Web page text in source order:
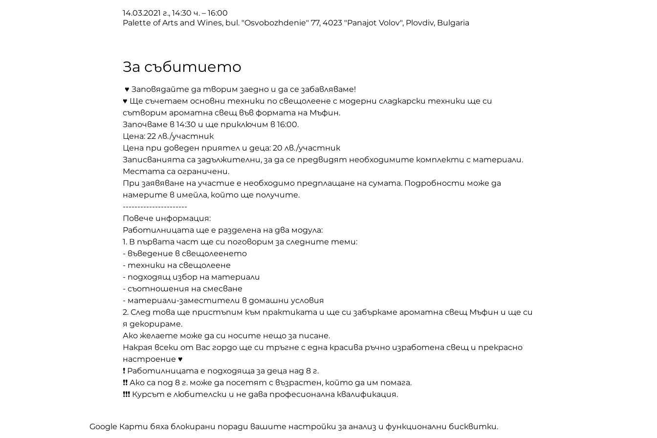
14.03.2021 г., 14:30 ч. – 16:00
Palette of Arts and Wines, bul. "Osvobozhdenie" 77, 4023 "Panajot Volov", Plovdiv, Bulgaria
За събитието
♥ Заповядайте да творим заедно и да се забавляваме!
♥ Ще съчетаем основни техники по свещолеене с модерни сладкарски техники ще си
сътворим ароматна свещ във формата на Мъфин.
Започваме в 14:30 и ще приключим в 16:00.
Цена: 22 лв./участник
Цена при доведен приятел и деца: 20 лв./участник
Записванията са задължителни, за да се предвидят необходимите комплекти с материали.
Местата са ограничени.
При заявяване на участие е необходимо предплащане на сумата. Подробности може да
намерите в имейла, който ще получите.
----------------------
Повече информация:
Работилницата ще е разделена на два модула:
1. В първата част ще си поговорим за следните теми:
- въведение в свещолеенето
- техники на свещолеене
- подходящ избор на материали
- съотношения на смесване
- материали-заместители в домашни условия
2. След това ще пристъпим към практиката и ще си забъркаме ароматна свещ Мъфин и ще си
я декорираме.
Ако желаете може да си носите нещо за писане.
Накрая всеки от Вас гордо ще си тръгне с една красива ръчно изработена свещ и прекрасно
настроение ♥
❗ Работилницата е подходяща за деца над 8 г.
❗❗ Ако са под 8 г. може да посетят с възрастен, който да им помага.
❗❗❗ Курсът е любителски и не дава професионална квалификация.
Google Карти бяха блокирани поради вашите настройки за анализ и функционални бисквитки.